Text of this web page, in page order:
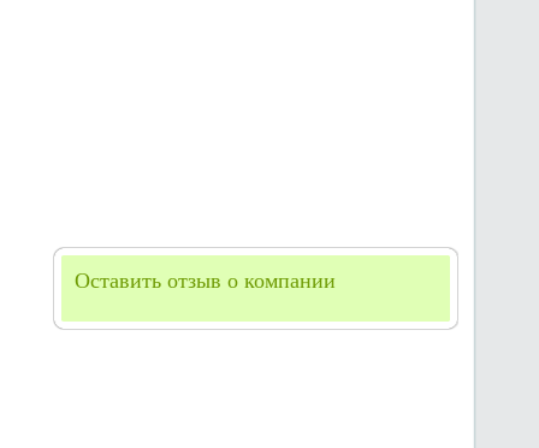
Оставить отзыв о компании